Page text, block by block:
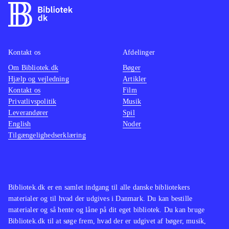
lækre grafik er spillet en direkte
filmisk oplevelse
leder tankerne hen på The Elder
Scrolls-serien og GTA-serien. Serien
findes også på en lang række
biblioteker
Assassin's Creed-serien er
monumental, og dette spil viser
hvorfor. Her har man historie, action,
den heldige låner en herlig
spiloplevelse .
Bibliotek.dk er en samlet indgang til alle danske bibliotekers
materialer og til hvad der udgives i Danmark. Du kan bestille
materialer og så hente og låne på dit eget bibliotek. Du kan bruge
Bibliotek.dk til at søge frem, hvad der er udgivet af bøger, musik,
Kontakt os
Om Bibliotek.dk
Hjælp og vejledning
Kontakt os
Privatlivspolitik
Leverandører
English
Tilgængelighedserklæring
Afdelinger
Bøger
Artikler
Film
Musik
Spil
Noder